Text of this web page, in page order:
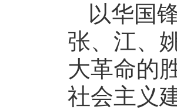
以华国
张、江、
大革命的
社会主义